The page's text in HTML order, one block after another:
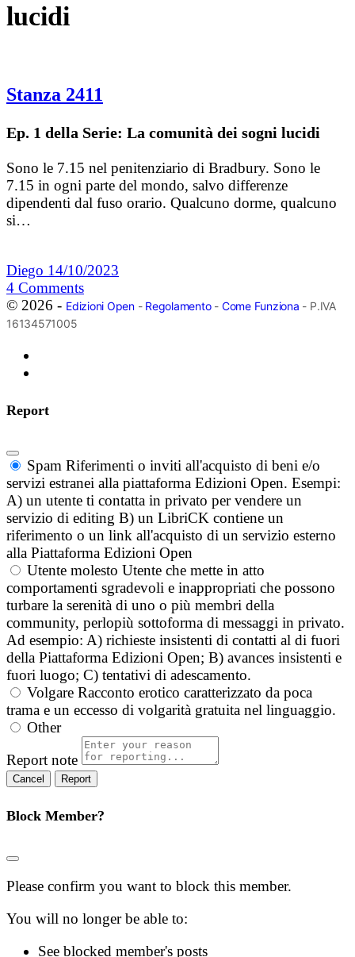
lucidi
Stanza 2411
Ep. 1 della Serie: La comunità dei sogni lucidi
Sono le 7.15 nel penitenziario di Bradbury. Sono le
7.15 in ogni parte del mondo, salvo differenze
dipendenti dal fuso orario. Qualcuno dorme, qualcuno
si…
Diego 14/10/2023
4 Comments
© 2026 - Edizioni Open- Regolamento- Come Funziona - P.IVA
16134571005
Report
Spam Riferimenti o inviti all'acquisto di beni e/o
servizi estranei alla piattaforma Edizioni Open. Esempi:
A) un utente ti contatta in privato per vendere un
servizio di editing B) un LibriCK contiene un
riferimento o un link all'acquisto di un servizio esterno
alla Piattaforma Edizioni Open
Utente molesto Utente che mette in atto
comportamenti sgradevoli e inappropriati che possono
turbare la serenità di uno o più membri della
community, perlopiù sottoforma di messaggi in privato.
Ad esempio: A) richieste insistenti di contatti al di fuori
della Piattaforma Edizioni Open; B) avances insistenti e
fuori luogo; C) tentativi di adescamento.
Volgare Racconto erotico caratterizzato da poca
trama e un eccesso di volgarità gratuita nel linguaggio.
Other
Report note
Report
Block Member?
Please confirm you want to block this member.
You will no longer be able to:
See blocked member's posts